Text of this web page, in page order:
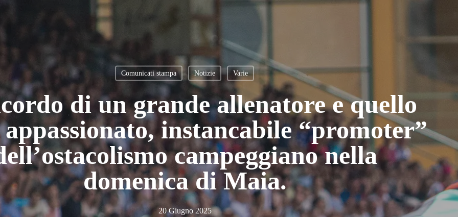
Comunicati stampa Notizie Varie
di un grande allenatore e quello
instancabile “promoter”
campeggiano nella
domenica di Maia.
20 Giugno 2025